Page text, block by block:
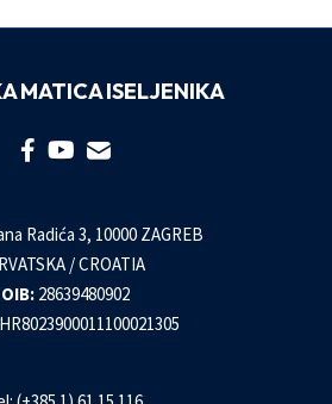
MATICA ISELJENIKA
Radića 3, 10000 ZAGREB
/ CROATIA
OIB: 28639480902
HR8023900011100021305